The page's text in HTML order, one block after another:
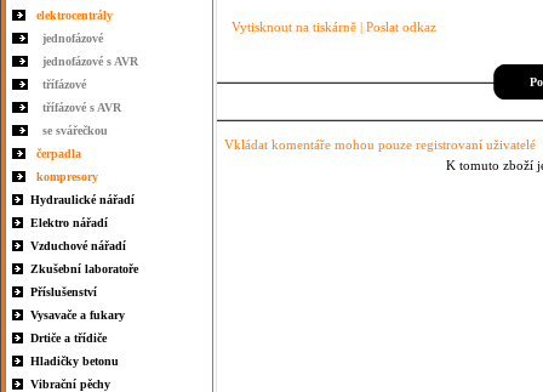
elektrocentrály
jednofázové
jednofázové s AVR
třífázové
třífázové s AVR
se svářečkou
čerpadla
kompresory
Hydraulické nářadí
Elektro nářadí
Vzduchové nářadí
Zkušební laboratoře
Příslušenství
Vysavače a fukary
Drtiče a třídiče
Hladičky betonu
Vibrační pěchy
Vytisknout na tiskárně | Poslat odkaz
Vkládat komentáře mohou pouze registrovaní uživatelé
K tomuto zboží